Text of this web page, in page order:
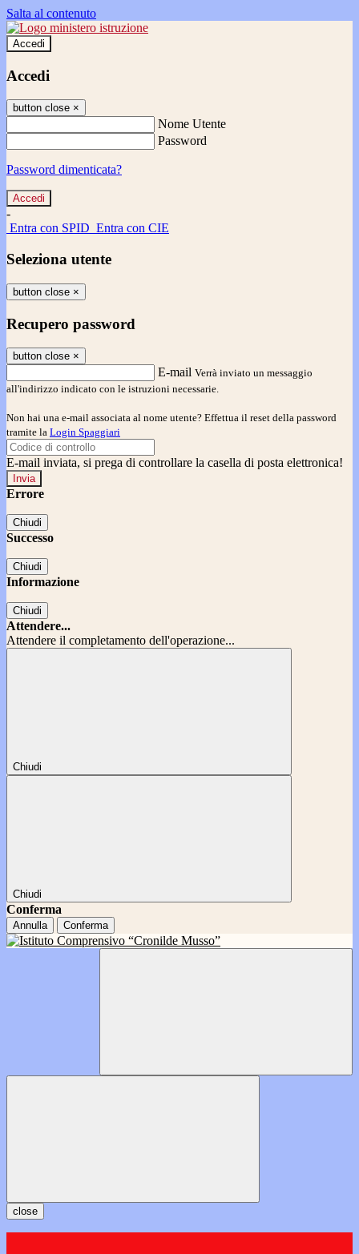
Salta al contenuto
Accedi
Accedi
button close ×
Nome Utente
Password
Password dimenticata?
-
Entra con SPID Entra con CIE
Seleziona utente
button close ×
Recupero password
button close ×
E-mail Verrà inviato un messaggio
all'indirizzo indicato con le istruzioni necessarie.
Non hai una e-mail associata al nome utente? Effettua il reset della password
tramite la Login Spaggiari
E-mail inviata, si prega di controllare la casella di posta elettronica!
Errore
Chiudi
Successo
Chiudi
Informazione
Chiudi
Attendere...
Attendere il completamento dell'operazione...
Chiudi
Chiudi
Conferma
Annulla Conferma
close